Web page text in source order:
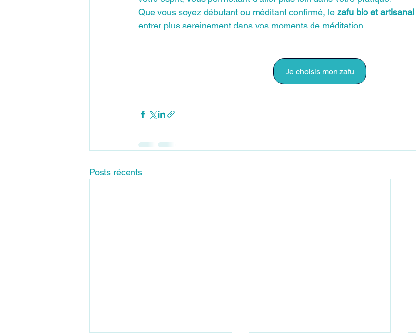
Que vous soyez débutant ou méditant confirmé, le zafu bio et artisanal
entrer plus sereinement dans vos moments de méditation.
Je choisis mon zafu
Posts récents